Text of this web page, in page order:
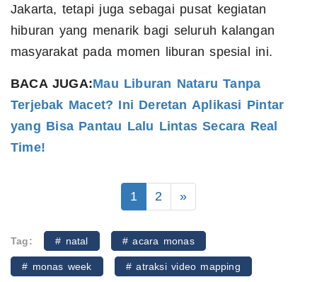
Jakarta, tetapi juga sebagai pusat kegiatan
hiburan yang menarik bagi seluruh kalangan
masyarakat pada momen liburan spesial ini.
BACA JUGA:Mau Liburan Nataru Tanpa
Terjebak Macet? Ini Deretan Aplikasi Pintar
yang Bisa Pantau Lalu Lintas Secara Real
Time!
1 2 »
Tag: # natal # acara monas
# monas week # atraksi video mapping